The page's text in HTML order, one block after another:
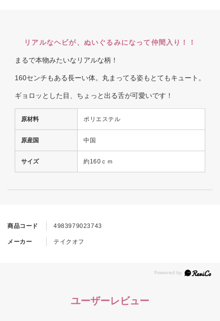
商品コード 4983979023743
メーカー テイクオフ
リアルなヘビが、ぬいぐるみになって仲間入り！！
まるで本物みたいなリアルな柄！
160センチもある長ーい体。丸まってる姿もとてもキュート。
ギョロッとした目、ちょっと出る舌が可愛いです！
原材料 ポリエステル
原産国 中国
サイズ 約160ｃｍ
ユーザーレビュー